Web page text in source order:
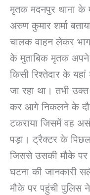
मृतक मदनपुर थाना के
अरुण कुमार शर्मा
चालक वाहन लेकर
के मुताबिक मृतक अपने
किसी रिश्तेदार के
जा रहा था। तभी
कर आगे निकलने के
टकराया जिसमें वह
पड़ा। ट्रैक्टर के
जिससे उसकी मौके पर
घटना की जानकारी
मौके पर पहुंची पुलिस